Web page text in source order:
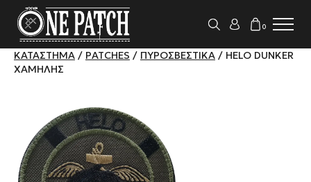
0
ΚΑΤΆΣΤΗΜΑ / PATCHES / ΠΥΡΟΣΒΕΣΤΙΚΆ / HELO DUNKER
ΧΑΜΗΛΉΣ